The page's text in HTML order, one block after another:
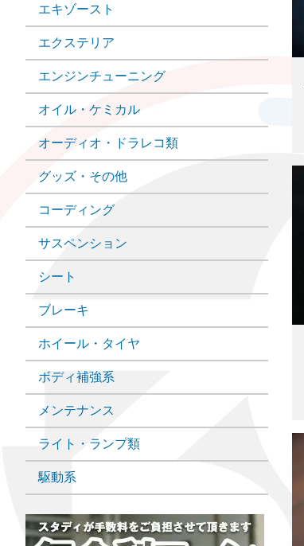
エキゾースト
エクステリア
エンジンチューニング
オイル・ケミカル
オーディオ・ドラレコ類
グッズ・その他
コーディング
サスペンション
シート
ブレーキ
ホイール・タイヤ
ボディ補強系
メンテナンス
ライト・ランプ類
駆動系